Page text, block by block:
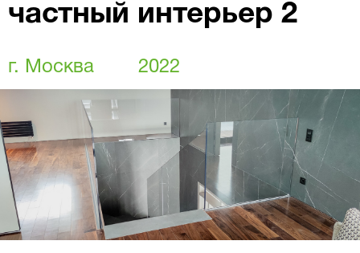
частный интерьер 2
г. Москва 2022